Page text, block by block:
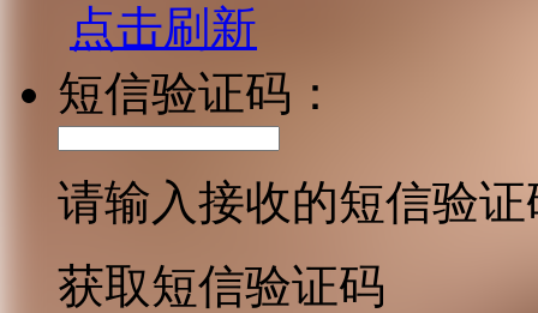
点击刷新
短信验证码：
请输入接收的短信验证
获取短信验证码